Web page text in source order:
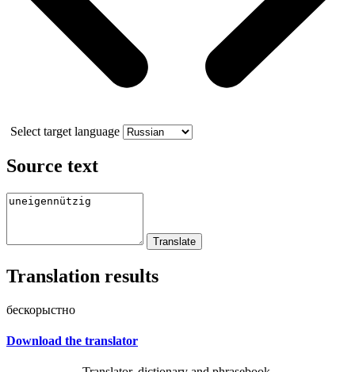
Select target language
Source text
Translation results
бескорыстно
Download the translator